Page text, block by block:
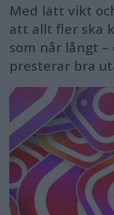
Med lätt vikt
att allt fler ska
som når långt
presterar bra